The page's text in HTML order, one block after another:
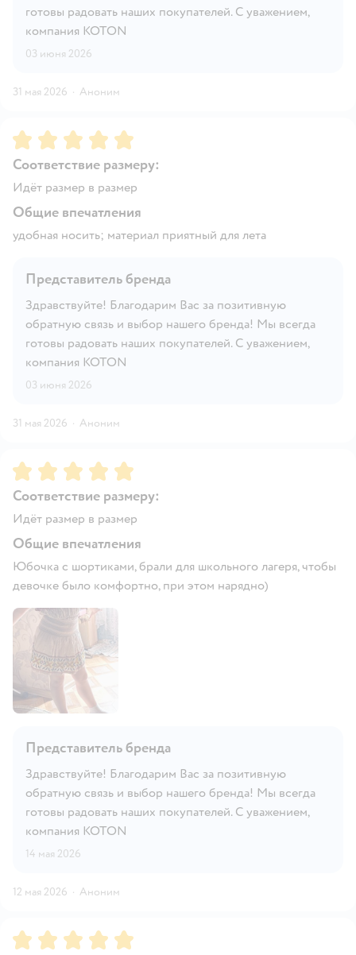
готовы радовать наших покупателей. С уважением,
компания KOTON
03 июня 2026
31 мая 2026 · Аноним
Рейтинг:5
Соответствие размеру:
Идёт размер в размер
Общие впечатления
удобная носить; материал приятный для лета
Представитель бренда
Здравствуйте! Благодарим Вас за позитивную
обратную связь и выбор нашего бренда! Мы всегда
готовы радовать наших покупателей. С уважением,
компания KOTON
03 июня 2026
31 мая 2026 · Аноним
Рейтинг:5
Соответствие размеру:
Идёт размер в размер
Общие впечатления
Юбочка с шортиками, брали для школьного лагеря, чтобы
девочке было комфортно, при этом нарядно)
Представитель бренда
Здравствуйте! Благодарим Вас за позитивную
обратную связь и выбор нашего бренда! Мы всегда
готовы радовать наших покупателей. С уважением,
компания KOTON
14 мая 2026
12 мая 2026 · Аноним
Рейтинг:5